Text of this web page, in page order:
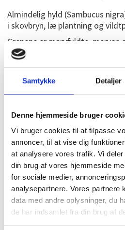
Samtykke Detaljer
Denne hjemmeside bruger
Vi bruger cookies til at tilpasse
annoncer, til at vise dig
at analysere vores trafik. Vi
din brug af vores hjemmeside
for sociale medier,
analysepartnere. Vores partnere
data med andre oplysninger, du
de har indsamlet fra din brug af
Almindelig hyld (Sambucus
i skovbryn, læ plantning og
Grenene er marvfyldte, marven
svampet.
Hyldeblomster kan bruges til
dyppes i dej og frituresteges
De modne hyldebær bruges til
den anses for at være lindrende
forkølelse.
Tåler beskæring.
Umodne bær er giftige, men
kan spises når de er tilberedt.
Hyldeblomstsaft 2½ ltr: